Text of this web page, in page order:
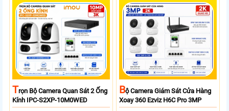
TRọn Bộ Camera Quan Sát 2 Ống
Kính IPC-S2XP-10M0WED
BỘ Camera Giám Sát Cửa Hàng
Xoay 360 Ezviz H6C Pro 3MP